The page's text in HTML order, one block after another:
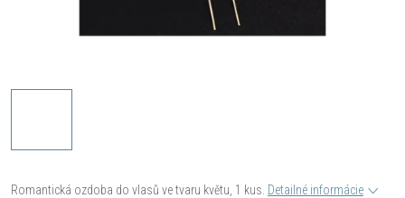
Romantická ozdoba do vlasů ve tvaru květu, 1 kus. Detailné informácie